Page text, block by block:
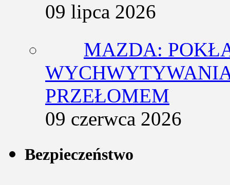
09 lipca 2026
MAZDA:
PRZEŁOMEM
09 czerwca 2026
Bezpieczeństwo